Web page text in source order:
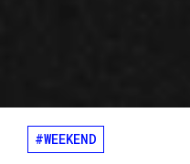
#WEEKEND